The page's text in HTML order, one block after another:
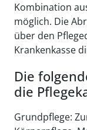
Kombination
möglich. Die
über den
Krankenkasse
Die
die
Grundpflege: